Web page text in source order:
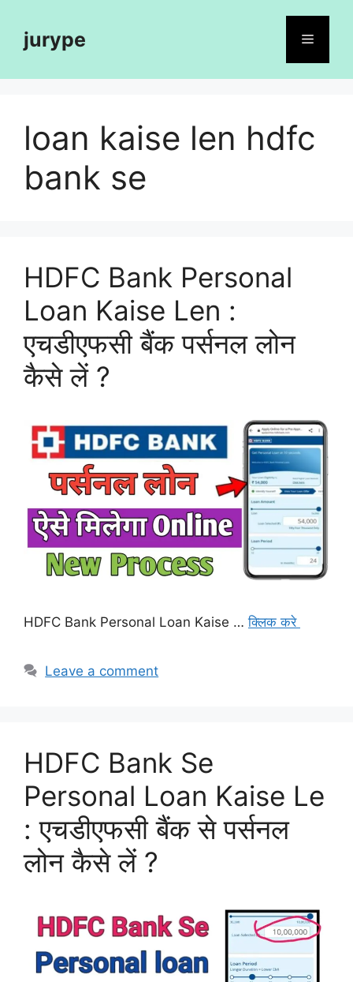
contentjurype Menu
loan kaise len hdfc
bank se
HDFC Bank Personal
Loan Kaise Len :
एचडीएफसी बैंक पर्सनल लोन
कैसे लें ?
HDFC Bank Personal Loan Kaise …क्लिक करे
Leave a comment
HDFC Bank Se
Personal Loan Kaise Le
: एचडीएफसी बैंक से पर्सनल
लोन कैसे लें ?